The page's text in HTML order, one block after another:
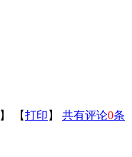
】 【打印 】 共有评论0条